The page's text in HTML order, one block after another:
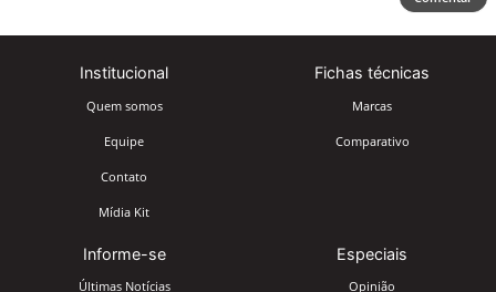
Institucional
Quem somos
Equipe
Contato
Mídia Kit
Fichas técnicas
Marcas
Comparativo
Informe-se
Últimas Notícias
Especiais
Opinião